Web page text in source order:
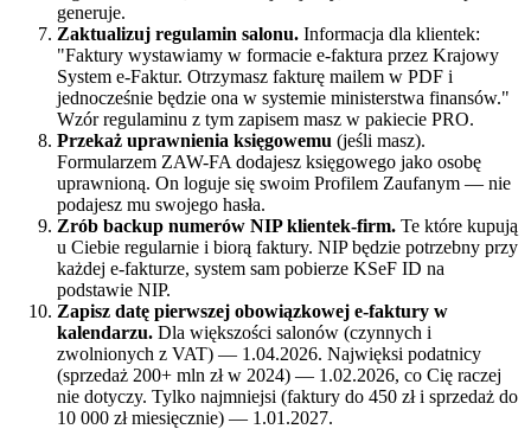
generuje.
Zaktualizuj regulamin salonu. Informacja dla klientek:
"Faktury wystawiamy w formacie e-faktura przez Krajowy
System e-Faktur. Otrzymasz fakturę mailem w PDF i
jednocześnie będzie ona w systemie ministerstwa finansów."
Wzór regulaminu z tym zapisem masz w pakiecie PRO.
Przekaż uprawnienia księgowemu (jeśli masz).
Formularzem ZAW-FA dodajesz księgowego jako osobę
uprawnioną. On loguje się swoim Profilem Zaufanym — nie
podajesz mu swojego hasła.
Zrób backup numerów NIP klientek-firm. Te które kupują
u Ciebie regularnie i biorą faktury. NIP będzie potrzebny przy
każdej e-fakturze, system sam pobierze KSeF ID na
podstawie NIP.
Zapisz datę pierwszej obowiązkowej e-faktury w
kalendarzu. Dla większości salonów (czynnych i
zwolnionych z VAT) — 1.04.2026. Najwięksi podatnicy
(sprzedaż 200+ mln zł w 2024) — 1.02.2026, co Cię raczej
nie dotyczy. Tylko najmniejsi (faktury do 450 zł i sprzedaż do
10 000 zł miesięcznie) — 1.01.2027.